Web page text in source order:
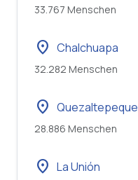
33.767 Menschen
location_on Chalchuapa
32.282 Menschen
location_on Quezaltepeque
28.886 Menschen
location_on La Unión